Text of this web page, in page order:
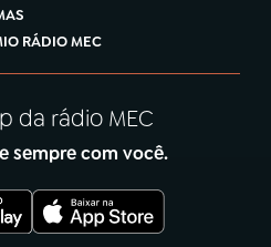
RÁDIO MEC
da rádio MEC
sempre com você.